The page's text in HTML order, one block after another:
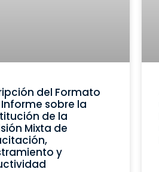
del Formato
Informe sobre la
de la
Mixta de
y